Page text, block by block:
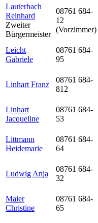
Lauterbach
Reinhard
Zweiter
Bürgermeister
08761 684-
12
(Vorzimmer)
Leicht
Gabriele
08761 684-
95
Linhart Franz
08761 684-
812
Linhart
Jacqueline
08761 684-
53
Littmann
Heidemarie
08761 684-
64
Ludwig Anja
08761 684-
32
Maier
Christine
08761 684-
65